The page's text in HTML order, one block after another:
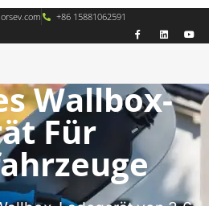
+86 15881062591
Wallbox-
Für